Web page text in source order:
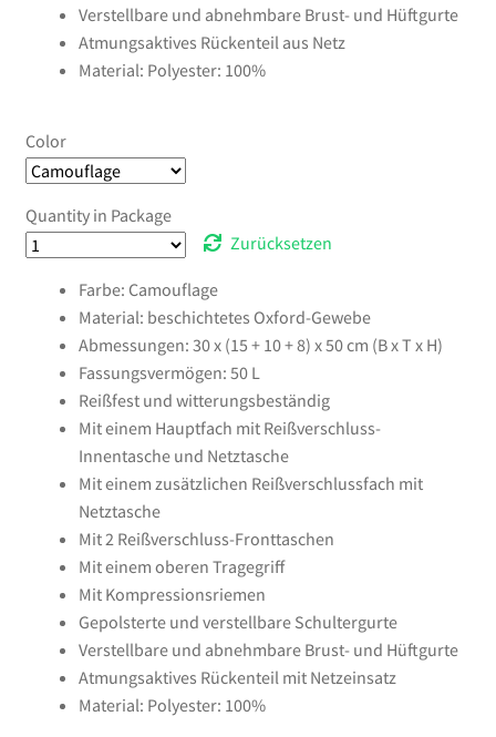
Verstellbare und abnehmbare Brust- und Hüftgurte
Atmungsaktives Rückenteil aus Netz
Material: Polyester: 100%
Color
Quantity in Package
Zurücksetzen
Farbe: Camouflage
Material: beschichtetes Oxford-Gewebe
Abmessungen: 30 x (15 + 10 + 8) x 50 cm (B x T x H)
Fassungsvermögen: 50 L
Reißfest und witterungsbeständig
Mit einem Hauptfach mit Reißverschluss-
Innentasche und Netztasche
Mit einem zusätzlichen Reißverschlussfach mit
Netztasche
Mit 2 Reißverschluss-Fronttaschen
Mit einem oberen Tragegriff
Mit Kompressionsriemen
Gepolsterte und verstellbare Schultergurte
Verstellbare und abnehmbare Brust- und Hüftgurte
Atmungsaktives Rückenteil mit Netzeinsatz
Material: Polyester: 100%